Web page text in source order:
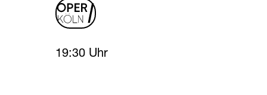
Friday, 16 April 2027
19:30 Uhr
oper